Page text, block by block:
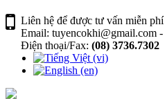
Liên hệ để được tư vấn miễn phí
Email: tuyencokhi@gmail.com -
Điện thoại/Fax: (08) 3736.7302